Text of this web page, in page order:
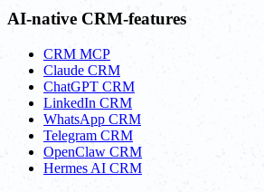
AI-native CRM-features
CRM MCP
Claude CRM
ChatGPT CRM
LinkedIn CRM
WhatsApp CRM
Telegram CRM
OpenClaw CRM
Hermes AI CRM